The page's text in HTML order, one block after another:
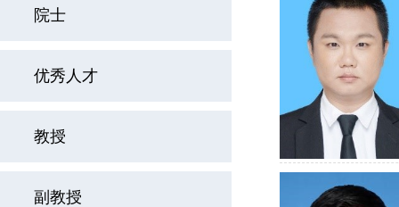
院士
优秀人才
教授
副教授